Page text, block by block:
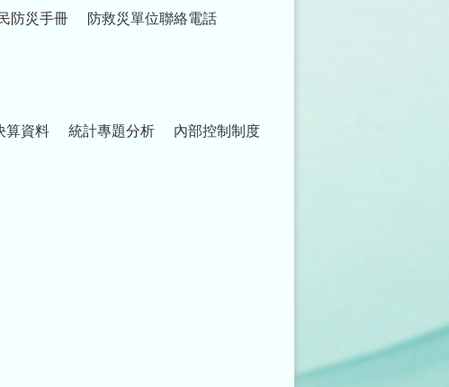
防災手冊 防救災單位聯絡電話
算資料 統計專題分析 內部控制制度